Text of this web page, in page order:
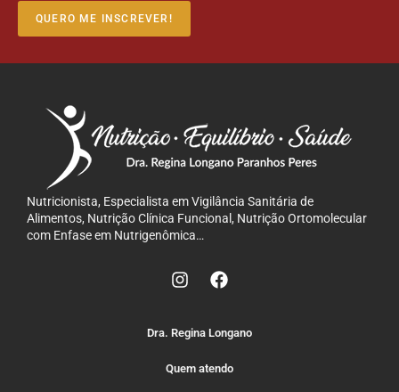
QUERO ME INSCREVER!
Nutricionista, Especialista em Vigilância Sanitária de
Alimentos, Nutrição Clínica Funcional, Nutrição Ortomolecular
com Enfase em Nutrigenômica…
Dra. Regina Longano
Quem atendo